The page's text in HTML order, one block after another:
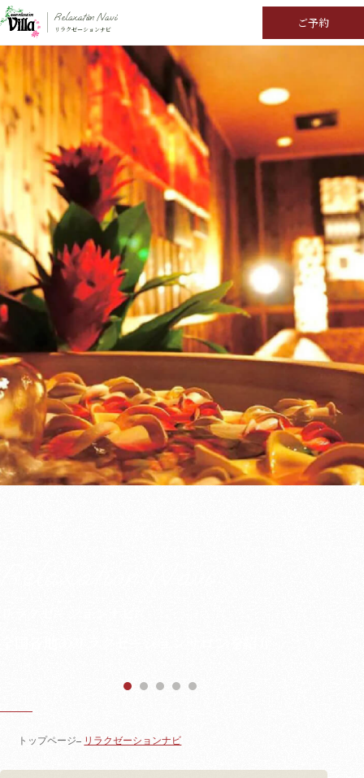
Relaxation Navi
リラクゼーションナビ ご予約
トップページ リラクゼーションナビ